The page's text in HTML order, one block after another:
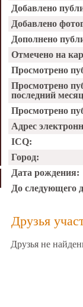
Добавлено
Добавлено
Дополнено
Отмечено на
Просмотрено
Просмотрено
последний
Просмотрено
Адрес
ICQ:
Город:
Дата рождения:
До следующего
Друзья
Друзья не